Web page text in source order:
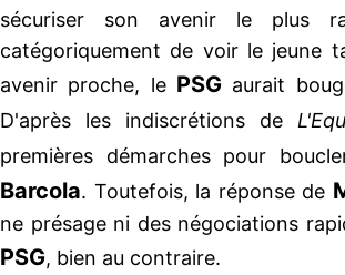
sécuriser son avenir le plus
catégoriquement de voir le jeune
avenir proche, le PSG aurait
D'après les indiscrétions de
premières démarches pour
Barcola. Toutefois, la réponse de
ne présage ni des négociations
PSG, bien au contraire.